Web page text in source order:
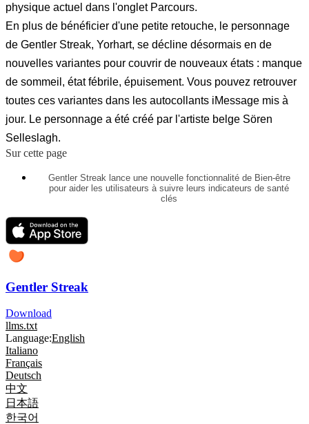
physique actuel dans l'onglet Parcours.
En plus de bénéficier d'une petite retouche, le personnage
de Gentler Streak, Yorhart, se décline désormais en de
nouvelles variantes pour couvrir de nouveaux états : manque
de sommeil, état fébrile, épuisement. Vous pouvez retrouver
toutes ces variantes dans les autocollants iMessage mis à
jour. Le personnage a été créé par l'artiste belge Sören
Selleslagh.
Sur cette page
Gentler Streak lance une nouvelle fonctionnalité de Bien-être
pour aider les utilisateurs à suivre leurs indicateurs de santé
clés
Gentler Streak
Download
llms.txt
Language:English
Italiano
Français
Deutsch
中文
日本語
한국어